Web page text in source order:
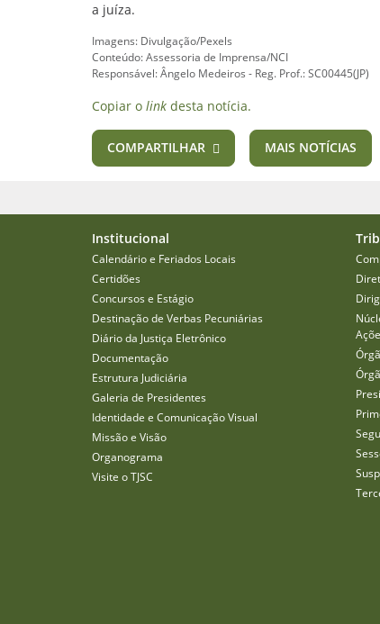
a juíza.
Imagens: Divulgação/Pexels
Conteúdo: Assessoria de Imprensa/NCI
Responsável: Ângelo Medeiros - Reg. Prof.: SC00445(JP)
Copiar o link desta notícia.
COMPARTILHAR MAIS NOTÍCIAS
Institucional
Calendário e Feriados Locais
Certidões
Concursos e Estágio
Destinação de Verbas Pecuniárias
Diário da Justiça Eletrônico
Documentação
Estrutura Judiciária
Galeria de Presidentes
Identidade e Comunicação Visual
Missão e Visão
Organograma
Visite o TJSC